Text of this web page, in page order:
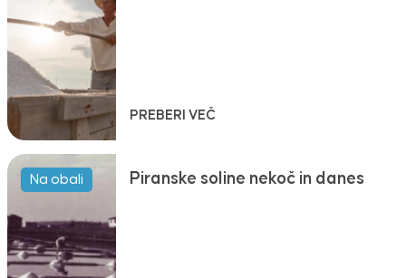
PREBERI VEČ
Na obali Piranske soline nekoč in danes